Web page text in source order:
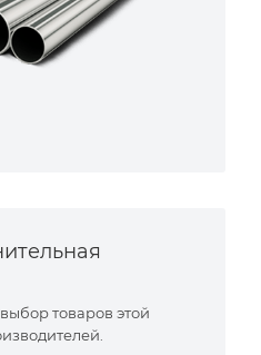
товаров этой